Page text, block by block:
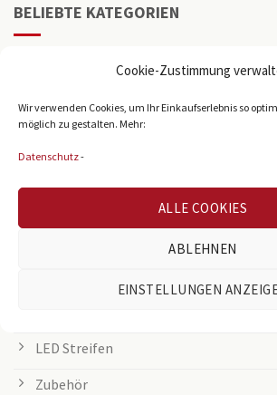
Cookie-Zustimmung
Wir verwenden Cookies, um Ihr Einkaufserlebnis so
möglich zu gestalten. Mehr:
Datenschutz-
ALLE COOKIES
ABLEHNEN
EINSTELLUNGEN
BELIEBTE KATEGORIEN
Rasterleuchten
LED Streifen
Zubehör